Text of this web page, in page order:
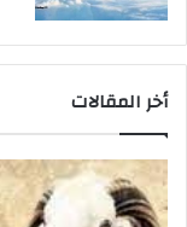
أخر المقالات